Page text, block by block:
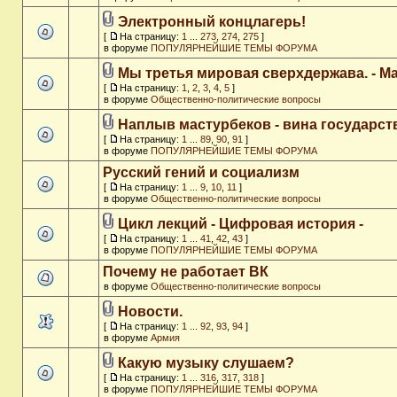
Электронный концлагерь!
[ На страницу: 1 273 274 275 ]
в форуме ПОПУЛЯРНЕЙШИЕ ТЕМЫ ФОРУМА
Мы третья мировая сверхдержава. -
[ На страницу: 1 2 3 4 5 ]
в форуме Общественно-политические вопросы
Наплыв мастурбеков - вина
[ На страницу: 1 89 90 91 ]
в форуме ПОПУЛЯРНЕЙШИЕ ТЕМЫ ФОРУМА
Русский гений и социализм
[ На страницу: 1 9 10 11 ]
в форуме Общественно-политические вопросы
Цикл лекций - Цифровая история -
[ На страницу: 1 41 42 43 ]
в форуме ПОПУЛЯРНЕЙШИЕ ТЕМЫ ФОРУМА
Почему не работает ВК
в форуме Общественно-политические вопросы
Новости.
[ На страницу: 1 92 93 94 ]
в форуме Армия
Какую музыку слушаем?
[ На страницу: 1 316 317 318 ]
в форуме ПОПУЛЯРНЕЙШИЕ ТЕМЫ ФОРУМА